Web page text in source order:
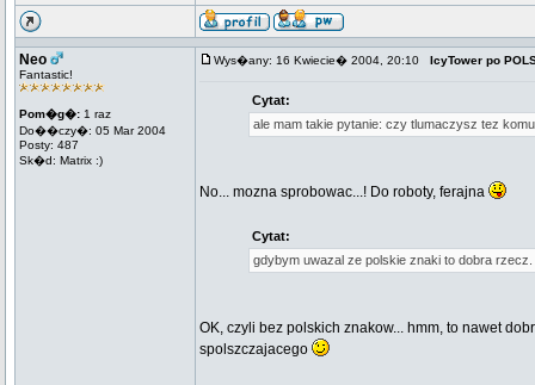
Neo
Fantastic!
Pom�g�: 1 raz
Do��czy�: 05 Mar 2004
Posty: 487
Sk�d: Matrix :)
Wys�any: 16 Kwiecie� 2004, 20:10 IcyTower po
Cytat:
ale mam takie pytanie: czy tlumaczysz tez
No... mozna sprobowac...! Do roboty, ferajna
Cytat:
gdybym uwazal ze polskie znaki to dobra
OK, czyli bez polskich znakow... hmm, to nawet
spolszczajacego